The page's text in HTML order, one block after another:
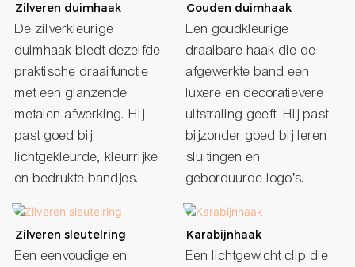
Zilveren duimhaak
De zilverkleurige
duimhaak biedt dezelfde
praktische draaifunctie
met een glanzende
metalen afwerking. Hij
past goed bij
lichtgekleurde, kleurrijke
en bedrukte bandjes.
Gouden duimhaak
Een goudkleurige
draaibare haak die de
afgewerkte band een
luxere en decoratievere
uitstraling geeft. Hij past
bijzonder goed bij leren
sluitingen en
geborduurde logo's.
Zilveren sleutelring
Een eenvoudige en
Karabijnhaak
Een lichtgewicht clip die